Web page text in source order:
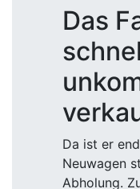
Das
Da ist er
Neuwagen
Abholung.